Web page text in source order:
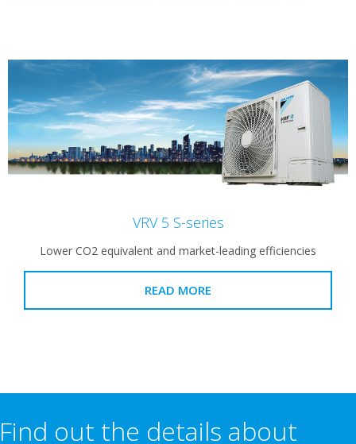
VRV 5 S-series
Lower CO2 equivalent and market-leading
READ MORE
Find out the details about